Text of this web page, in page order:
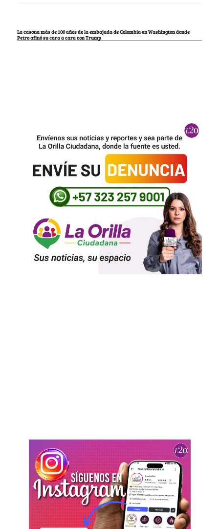
La casona más de 100 años de la embajada de Colombia en Washington donde
Petro afinó su cara a cara con Trump